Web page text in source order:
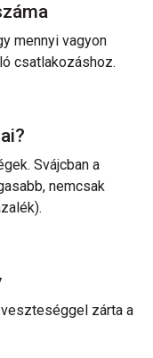
mennyi vagyon
csatlakozáshoz.
Svájcban a
nemcsak
zárta a